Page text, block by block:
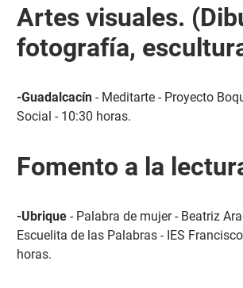
Artes visuales.
fotografía,
-Guadalcacín- Meditarte - Proyecto
Social - 10:30 horas.
Fomento a la
-Ubrique- Palabra de mujer - Beatriz
Escuelita de las Palabras - IES
horas.